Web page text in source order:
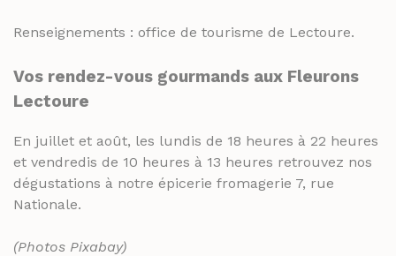
Renseignements : office de tourisme de Lectoure.
Vos rendez-vous gourmands aux Fleurons
Lectoure
En juillet et août, les lundis de 18 heures à 22 heures
et vendredis de 10 heures à 13 heures retrouvez nos
dégustations à notre épicerie fromagerie 7, rue
Nationale.
(Photos Pixabay)